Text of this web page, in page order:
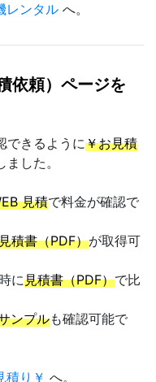
レンタル へ。
依頼）ページを
できるように￥お見積
した。
見積で料金が確認で
積書（PDF）が取得可
に見積書（PDF）で比
ンプルも確認可能で
積り￥ へ。